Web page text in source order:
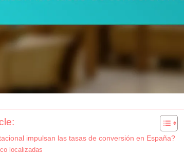
impulsan las tasas de conversión en España?
localizadas